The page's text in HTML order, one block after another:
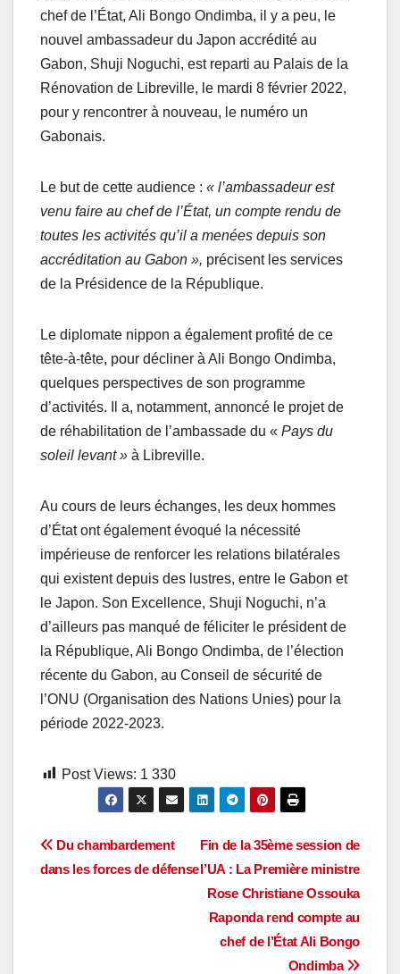
chef de l’État, Ali Bongo Ondimba, il y a peu, le
nouvel ambassadeur du Japon accrédité au
Gabon, Shuji Noguchi, est reparti au Palais de la
Rénovation de Libreville, le mardi 8 février 2022,
pour y rencontrer à nouveau, le numéro un
Gabonais.
Le but de cette audience : « l’ambassadeur est
venu faire au chef de l’État, un compte rendu de
toutes les activités qu’il a menées depuis son
accréditation au Gabon », précisent les services
de la Présidence de la République.
Le diplomate nippon a également profité de ce
tête-à-tête, pour décliner à Ali Bongo Ondimba,
quelques perspectives de son programme
d’activités. Il a, notamment, annoncé le projet de
de réhabilitation de l’ambassade du « Pays du
soleil levant » à Libreville.
Au cours de leurs échanges, les deux hommes
d’État ont également évoqué la nécessité
impérieuse de renforcer les relations bilatérales
qui existent depuis des lustres, entre le Gabon et
le Japon. Son Excellence, Shuji Noguchi, n’a
d’ailleurs pas manqué de féliciter le président de
la République, Ali Bongo Ondimba, de l’élection
récente du Gabon, au Conseil de sécurité de
l’ONU (Organisation des Nations Unies) pour la
période 2022-2023.
Post Views: 1 330
Navigation
Fin de la 35ème session de
l’UA : La Première ministre
Rose Christiane Ossouka
Raponda rend compte au
chef de l’État Ali Bongo
Ondimba
Du chambardement
dans les forces de défense